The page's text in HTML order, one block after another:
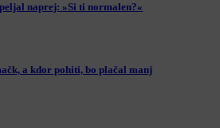
naprej: »Si ti normalen?«
a kdor pohiti, bo plačal manj